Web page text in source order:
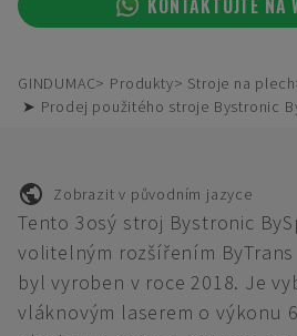
KONTAKTUJTE NA
GINDUMAC Produkty
Stroje na plech
➤ Prodej použitého stroje Bystronic
Zobrazit v původním jazyce
Tento 3osý stroj Bystronic
volitelným rozšířením
byl vyroben v roce 2018. Je
vláknovým laserem o výkonu